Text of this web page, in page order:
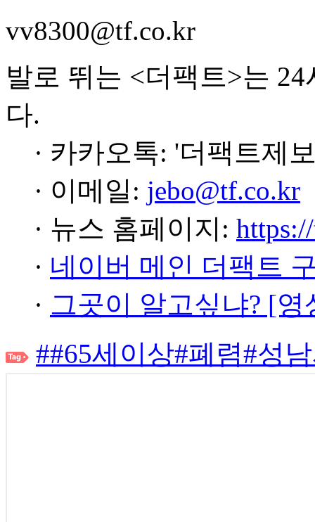
vv8300@tf.co.kr
발로 뛰는 <더팩트>는
다.
· 카카오톡: '더팩트제
· 이메일: jebo@tf.co.kr
· 뉴스 홈페이지:
· 네이버 메인 더팩트
· 그곳이 알고싶냐? [
##65세이상#폐렴#성